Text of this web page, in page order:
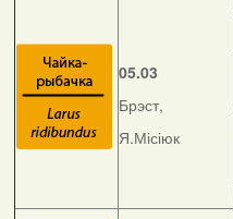
05.03
Брэст,
Я.Місіюк